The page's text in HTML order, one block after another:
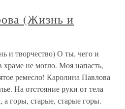
(Жизнь и
и творчество) О ты, чего и
храме не могло. Моя напасть,
ремесло! Каролина Павлова
На отстояние руки от тела
горы, старые, старые горы.